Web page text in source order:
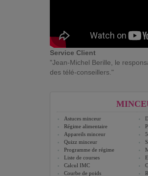
Service Client
"Jean-Michel Berille, le
des télé-conseillers."
Astuces minceur
Régime alimentaire
Appareils minceur
Quizz minceur
Programme de régime
Liste de courses
Calcul IMC
Courbe de poids